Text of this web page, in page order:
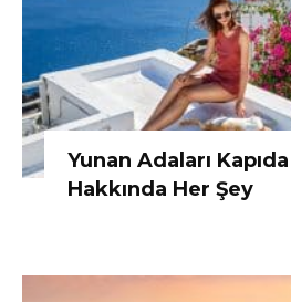
Yunan Adaları
Hakkında Her Şey